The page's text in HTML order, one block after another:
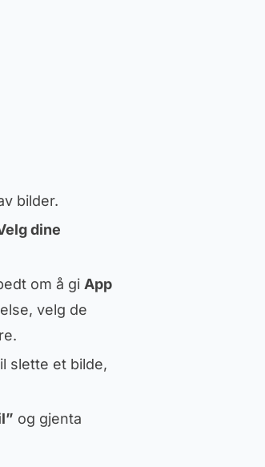
bilder.
dine
om å gi App
velg de
slette et bilde,
og gjenta